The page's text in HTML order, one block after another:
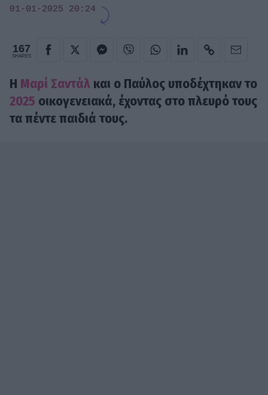
01-01-2025 20:24
167
SHARES
Η Μαρί Σαντάλ και ο Παύλος υποδέχτηκαν το
2025 οικογενειακά, έχοντας στο πλευρό τους
τα πέντε παιδιά τους.